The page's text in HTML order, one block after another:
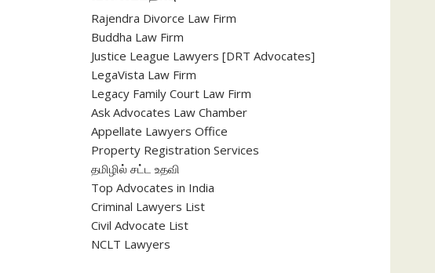
Rajendra Divorce Law Firm
Buddha Law Firm
Justice League Lawyers [DRT Advocates]
LegaVista Law Firm
Legacy Family Court Law Firm
Ask Advocates Law Chamber
Appellate Lawyers Office
Property Registration Services
தமிழில் சட்ட உதவி
Top Advocates in India
Criminal Lawyers List
Civil Advocate List
NCLT Lawyers